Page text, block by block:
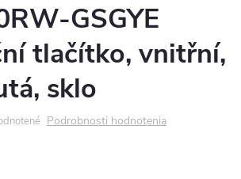
GSGYE
tlačítko, vnitřní,
sklo
Podrobnosti hodnotenia